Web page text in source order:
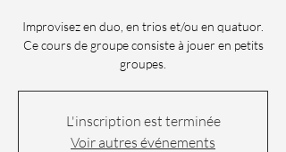
Improvisez en duo, en trios et/ou en quatuor.
Ce cours de groupe consiste à jouer en petits
groupes.
L'inscription est terminée
Voir autres événements